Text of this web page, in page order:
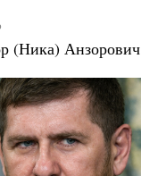
(Ника) Анзорович